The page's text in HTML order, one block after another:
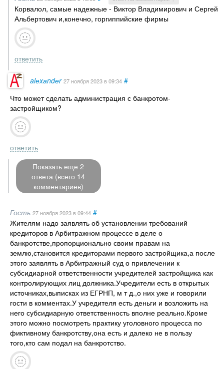
Корвалол, самые надежные - Виктор Владимирович и Сергей
Альбертович и,конечно, горгиппийские фирмы
ответить
alеxаndеr 27 ноября 2023в 09:34 #
Что может сделать администрация с банкротом-
застройщиком?
ответить
Показать еще 2
ответа (всего 14
комментариев)
Гость 27 ноября 2023в 09:44 #
Жителям надо заявлять об установлении требований
кредиторов в Арбитражном процессе в деле о
банкротстве,пропорционально своим правам на
землю,становится кредиторами первого застройщика,а после
этого заявлять в Арбитражный суд о привлечении к
субсидиарной ответственности учредителей застройщика как
контролирующих лиц должника.Учредители есть в открытых
источниках,выписках из ЕГРНП, м т д.,о них уже и говорили
гости в комментах.У учредителя есть деньги и возложить на
него субсидиарную ответственность вполне реально.Кроме
этого можно посмотреть практику уголовного процесса по
фиктивному банкротству,она есть и далеко не в пользу
того,кто сам подал на банкротство.